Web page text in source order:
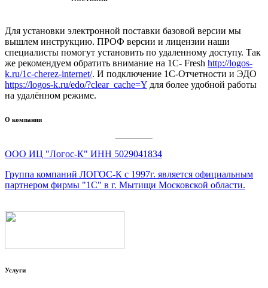
Для установки электронной поставки базовой версии мы
вышлем инструкцию. ПРОФ версии и лицензии наши
специалисты помогут установить по удаленному доступу. Так
же рекомендуем обратить внимание на 1С- Fresh http://logos-
k.ru/1c-cherez-internet/. И подключение 1С-Отчетности и ЭДО
https://logos-k.ru/edo/?clear_cache=Y для более удобной работы
на удалённом режиме.
О компании
ООО ИЦ "Логос-К" ИНН 5029041834
Группа компаний ЛОГОС-К c 1997г. является официальным
партнером фирмы "1С" в г. Мытищи Московской области.
Услуги